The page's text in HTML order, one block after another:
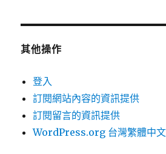
其他操作
登入
訂閱網站內容的資訊提供
訂閱留言的資訊提供
WordPress.org 台灣繁體中文